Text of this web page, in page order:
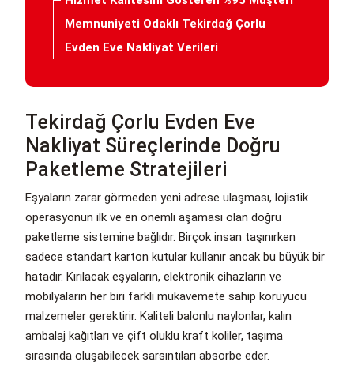
Memnuniyeti Odaklı Tekirdağ Çorlu
Evden Eve Nakliyat Verileri
Tekirdağ Çorlu Evden Eve
Nakliyat Süreçlerinde Doğru
Paketleme Stratejileri
Eşyaların zarar görmeden yeni adrese ulaşması, lojistik
operasyonun ilk ve en önemli aşaması olan doğru
paketleme sistemine bağlıdır. Birçok insan taşınırken
sadece standart karton kutular kullanır ancak bu büyük bir
hatadır. Kırılacak eşyaların, elektronik cihazların ve
mobilyaların her biri farklı mukavemete sahip koruyucu
malzemeler gerektirir. Kaliteli balonlu naylonlar, kalın
ambalaj kağıtları ve çift oluklu kraft koliler, taşıma
sırasında oluşabilecek sarsıntıları absorbe eder.